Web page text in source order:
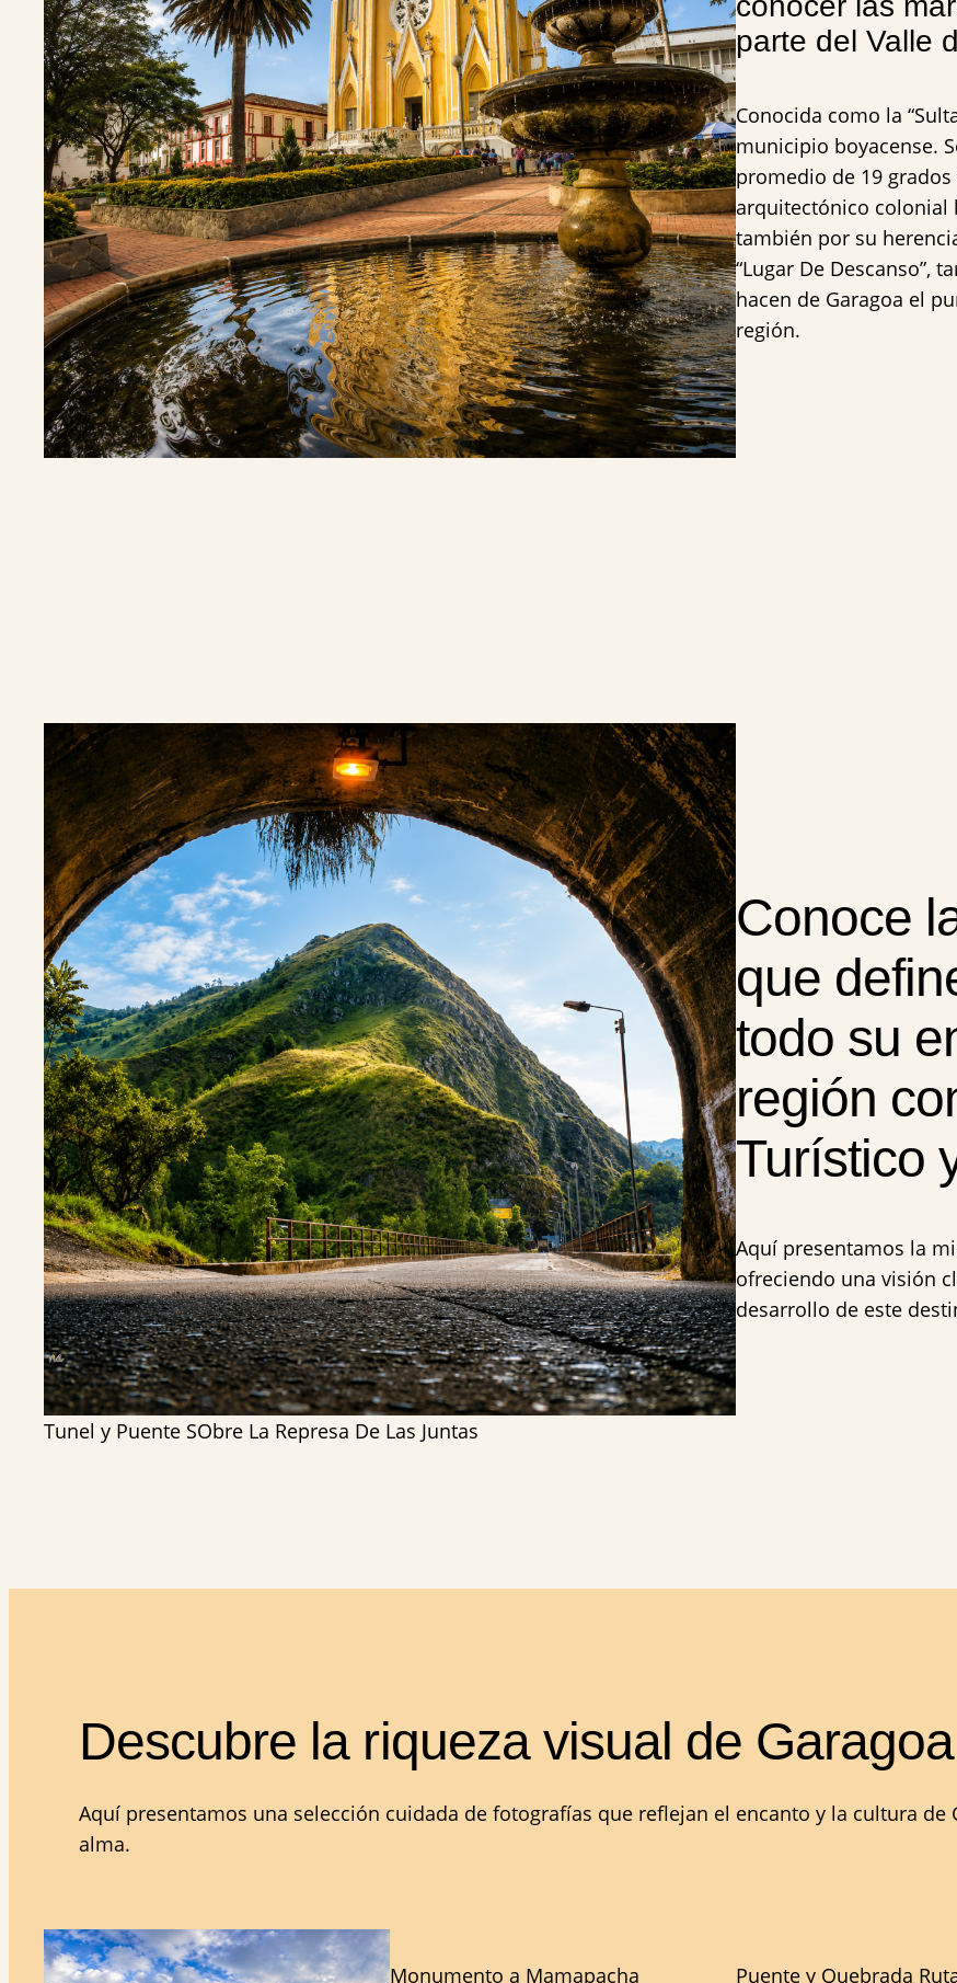
parte del Valle
Conocida como la
municipio boyacense.
promedio de 19
arquitectónico colonial
también por su
“Lugar De Descanso”,
hacen de Garagoa el
región.
Tunel y Puente SObre La Represa De Las Juntas
Conoce
que
todo su
región
Turístico
Aquí presentamos la
ofreciendo una visión
desarrollo de este
Descubre la riqueza visual de
Aquí presentamos una selección cuidada de fotografías que reflejan el encanto y la cultura
alma.
Monumento a Mamapacha
Puente y Quebrada